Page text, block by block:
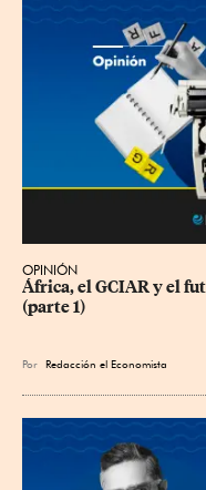
OPINIÓN
África, el GCIAR y el
(parte 1)
Por Redacción el Economista